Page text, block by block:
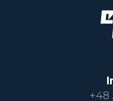
+48